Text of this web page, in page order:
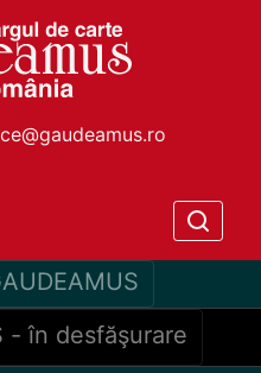
- în desfăşurare